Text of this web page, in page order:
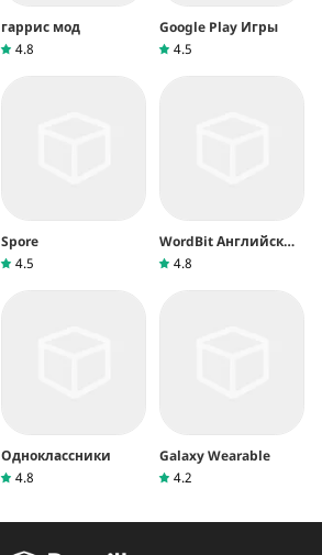
гаррис мод
4.8
Google Play Игры
4.5
Spore
4.5
WordBit Английский
язык
4.8
Одноклассники
4.8
Galaxy Wearable
4.2